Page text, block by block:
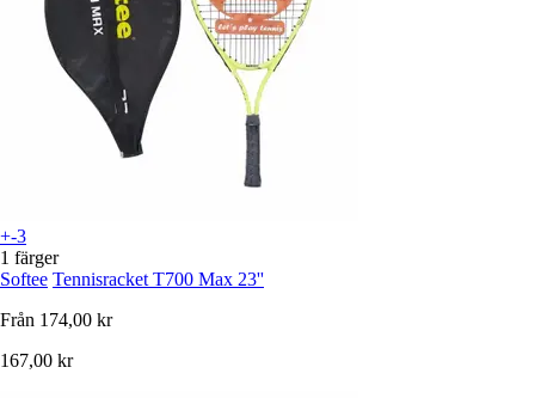
+-3
1 färger
Softee Tennisracket T700 Max 23''
Från 174,00 kr
167,00 kr